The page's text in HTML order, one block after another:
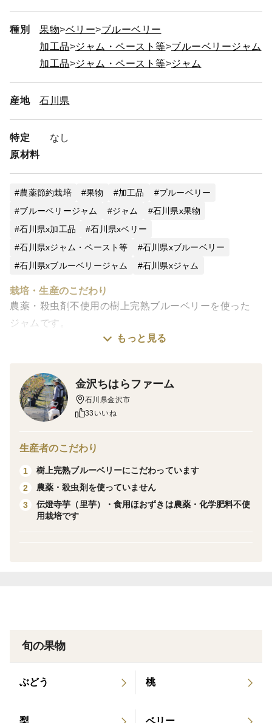
種別 果物 ベリー
ブルーベリー
加工品
ジャム・ペースト等
ブルーベリージャム
加工品
ジャム・ペースト等 ジャム
産地 石川県
特定
原材料
なし
農薬節約栽培 果物 加工品
ブルーベリー
ブルーベリージャム
ジャム
石川県x果物
石川県x加工品
石川県xベリー
石川県xジャム・ペースト等
石川県xブルーベリー
石川県xブルーベリージャム
石川県xジャム
栽培・生産のこだわり
農薬・殺虫剤不使用の樹上完熟ブルーベリーを使った
ジャムです。
みが特徴、
8月に採れるブルーベリーの品種はとにかく甘みが強い
のが特徴です。
それぞれのブルーベリーを生かしたジャムの
味比べができるセットです！
7月のブルーベリージャムは
果実2ｋｇを仕込むとジャムが約20個できるので、
ジャム1個（120ｇ）当たり約100ｇのブルーベリーが使
われています。
ます。
もっと見る
金沢ちはらファーム
石川県金沢市
33いいね
生産者のこだわり
1
樹上完熟ブルーベリーにこだわっています
2
農薬・殺虫剤を使っていません
3
伝燈寺芋（里芋）・食用ほおずきは農薬・化学肥料不使
用栽培です
旬の果物
ぶどう 桃
梨 ベリー